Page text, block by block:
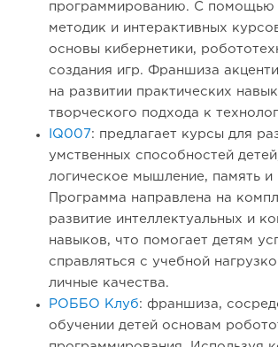
программированию. С помощью
методик и интерактивных
основы кибернетики,
создания игр. Франшиза
на развитии практических
творческого подхода к
IQ007: предлагает курсы для
умственных способностей
логическое мышление, память и
Программа направлена на
развитие интеллектуальных и
навыков, что помогает детям
справляться с учебной
личные качества.
РОББО Клуб: франшиза,
обучении детей основам